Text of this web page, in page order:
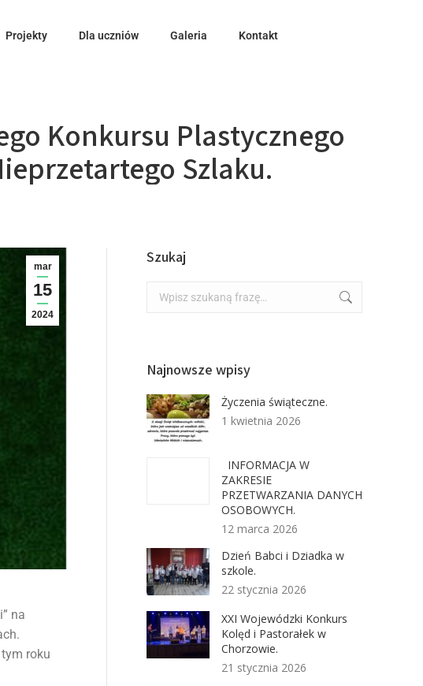
Projekty Dla uczniów Galeria Kontakt
Konkursu Plastycznego
Szlaku.
mar
15
2024
na
roku
Szukaj
Najnowsze wpisy
Życzenia świąteczne.
1 kwietnia 2026
INFORMACJA W
ZAKRESIE
PRZETWARZANIA DANYCH
OSOBOWYCH.
12 marca 2026
Dzień Babci i Dziadka w
szkole.
22 stycznia 2026
XXI Wojewódzki Konkurs
Kolęd i Pastorałek w
Chorzowie.
21 stycznia 2026